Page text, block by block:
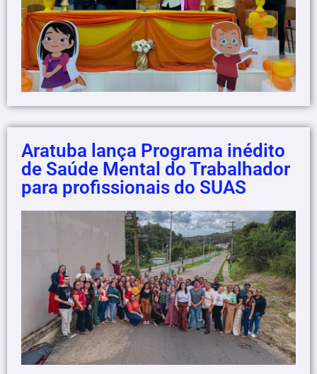
Aratuba lança Programa inédito
de Saúde Mental do Trabalhador
para profissionais do SUAS